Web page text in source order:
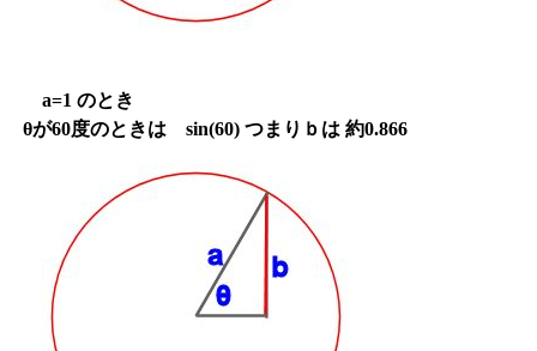
a=1 のとき
θが60度のときは sin(60) つまりｂは 約0.866